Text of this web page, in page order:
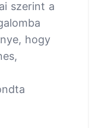
szerint a
hogy